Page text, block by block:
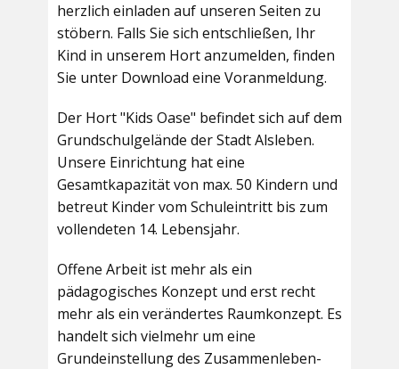
herzlich einladen auf unseren Seiten zu
stöbern. Falls Sie sich entschließen, Ihr
Kind in unserem Hort anzumelden, finden
Sie unter Download eine Voranmeldung.
Der Hort "Kids Oase" befindet sich auf dem
Grundschulgelände der Stadt Alsleben.
Unsere Einrichtung hat eine
Gesamtkapazität von max. 50 Kindern und
betreut Kinder vom Schuleintritt bis zum
vollendeten 14. Lebensjahr.
Offene Arbeit ist mehr als ein
pädagogisches Konzept und erst recht
mehr als ein verändertes Raumkonzept. Es
handelt sich vielmehr um eine
Grundeinstellung des Zusammenleben-